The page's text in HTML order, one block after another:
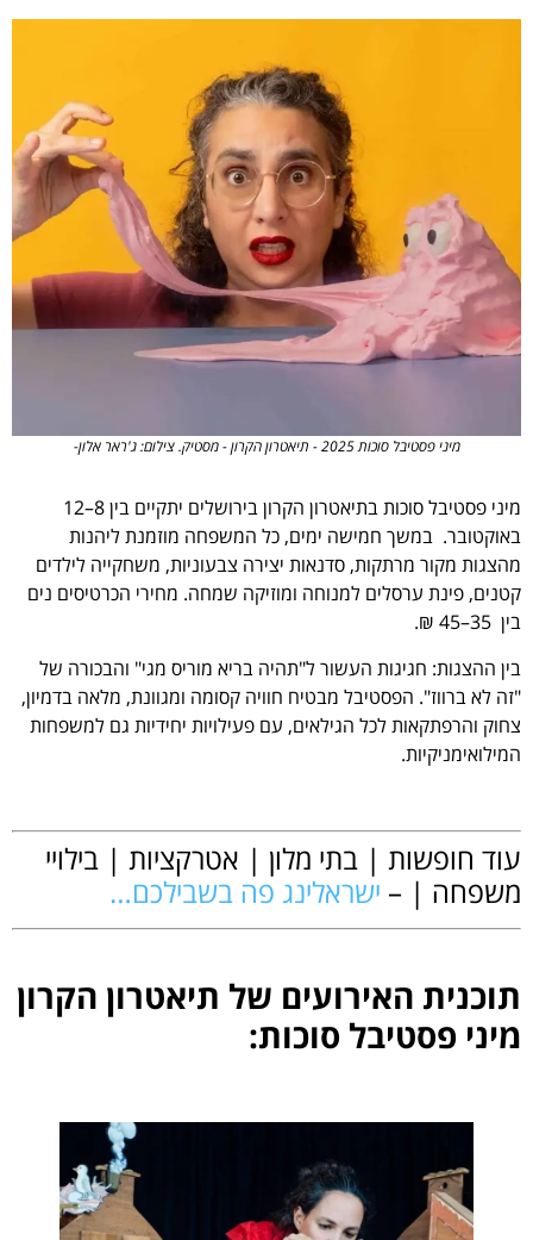
מיני פסטיבל סוכות 2025 - תיאטרון הקרון - מסטיק. צילום: ג'ראר אלון-
מיני פסטיבל סוכות בתיאטרון הקרון בירושלים יתקיים בין 8–12
באוקטובר. במשך חמישה ימים, כל המשפחה מוזמנת ליהנות
מהצגות מקור מרתקות, סדנאות יצירה צבעוניות, משחקייה לילדים
קטנים, פינת ערסלים למנוחה ומוזיקה שמחה. מחירי הכרטיסים נים
בין 35–45 ₪.
בין ההצגות: חגיגות העשור ל"תהיה בריא מוריס מגי" והבכורה של
"זה לא ברווז". הפסטיבל מבטיח חוויה קסומה ומגוונת, מלאה בדמיון,
צחוק והרפתקאות לכל הגילאים, עם פעילויות יחידיות גם למשפחות
המילואימניקיות.
עוד חופשות | בתי מלון | אטרקציות | בילויי
משפחה | – ישראלינג פה בשבילכם…
תוכנית האירועים של תיאטרון הקרון
מיני פסטיבל סוכות: